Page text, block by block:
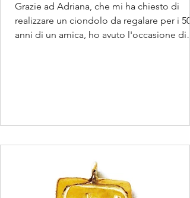
Grazie ad Adriana, che mi ha chiesto di
realizzare un ciondolo da regalare per i 50
anni di un amica, ho avuto l'occasione di